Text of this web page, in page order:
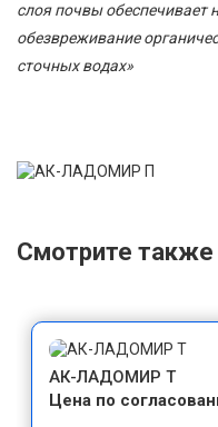
слоя почвы обеспечивает
обезвреживание
сточных водах»
Смотрите также
АК-ЛАДОМИР Т
Цена по